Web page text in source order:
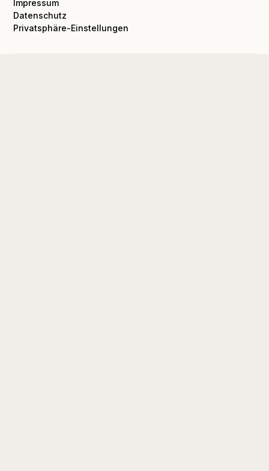
Impressum
Datenschutz
Privatsphäre-Einstellungen